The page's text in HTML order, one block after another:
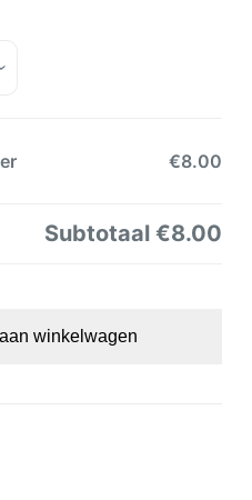
€8.00
Subtotaal€8.00
winkelwagen